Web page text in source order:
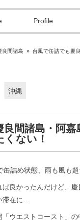
Profile
良間諸島 » 台風で缶詰でも慶
沖縄
良間諸島・阿
ない！
詰め状態、雨も風も超
良かったんだけど、
滞在に…
ウエストコースト」の